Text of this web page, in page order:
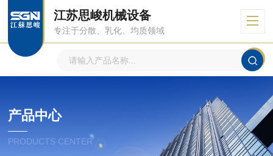
江苏思峻机械设备
专注于分散、乳化、均质领域
产品中心
PRODUCTS CENTER